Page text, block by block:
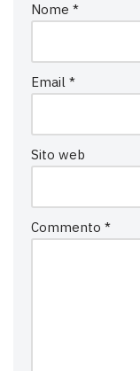
Nome *
Email *
Sito web
Commento *